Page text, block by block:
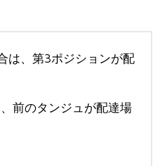
は、第3ポジションが配
前のタンジュが配達場